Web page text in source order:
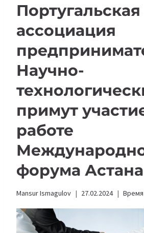
Португальская
ассоциация
Научно-
примут
работе
форума Астана
Mansur Ismagulov 27.02.2024